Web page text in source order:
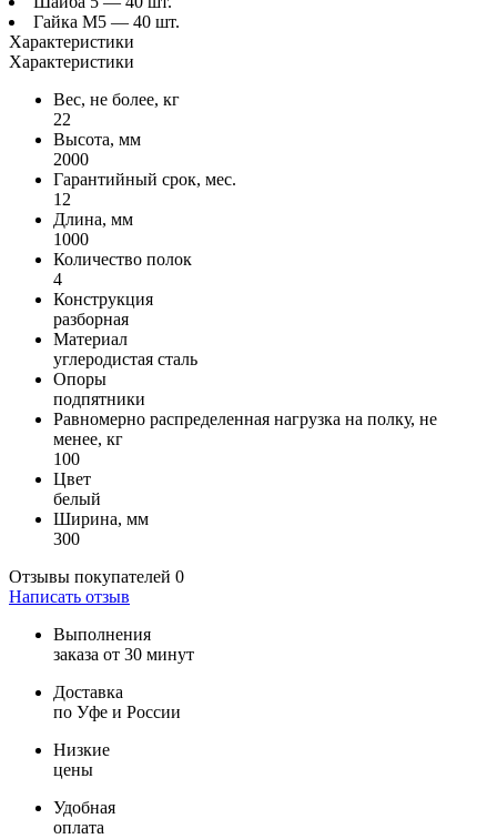
Гайка М5 — 40 шт.
Характеристики
Характеристики
Вес, не более, кг
22
Высота, мм
2000
Гарантийный срок, мес.
12
Длина, мм
1000
Количество полок
4
Конструкция
разборная
Материал
углеродистая сталь
Опоры
подпятники
Равномерно распределенная нагрузка на полку, не
менее, кг
100
Цвет
белый
Ширина, мм
300
Отзывы покупателей 0
Написать отзыв
Выполнения
заказа от 30 минут
Доставка
по Уфе и России
Низкие
цены
Удобная
оплата